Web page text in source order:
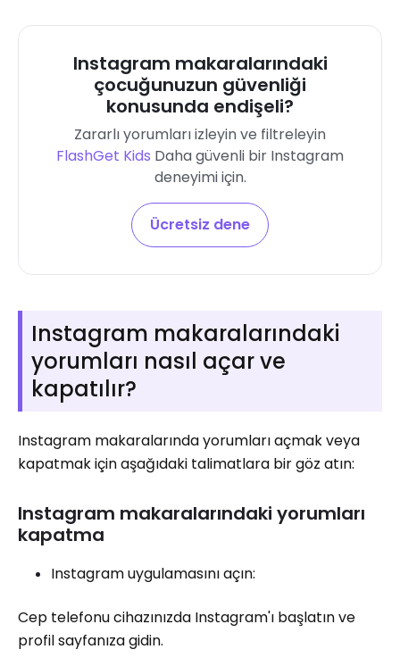
Instagram makaralarındaki
çocuğunuzun güvenliği
konusunda endişeli?
Zararlı yorumları izleyin ve filtreleyin
FlashGet Kids Daha güvenli bir Instagram
deneyimi için.
Ücretsiz dene
Instagram makaralarındaki
yorumları nasıl açar ve
kapatılır?
Instagram makaralarında yorumları açmak veya
kapatmak için aşağıdaki talimatlara bir göz atın:
Instagram makaralarındaki yorumları
kapatma
Instagram uygulamasını açın:
Cep telefonu cihazınızda Instagram'ı başlatın ve
profil sayfanıza gidin.